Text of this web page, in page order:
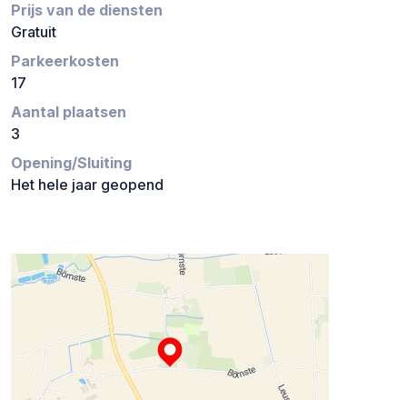
Prijs van de diensten
Gratuit
Parkeerkosten
17
Aantal plaatsen
3
Opening/Sluiting
Het hele jaar geopend